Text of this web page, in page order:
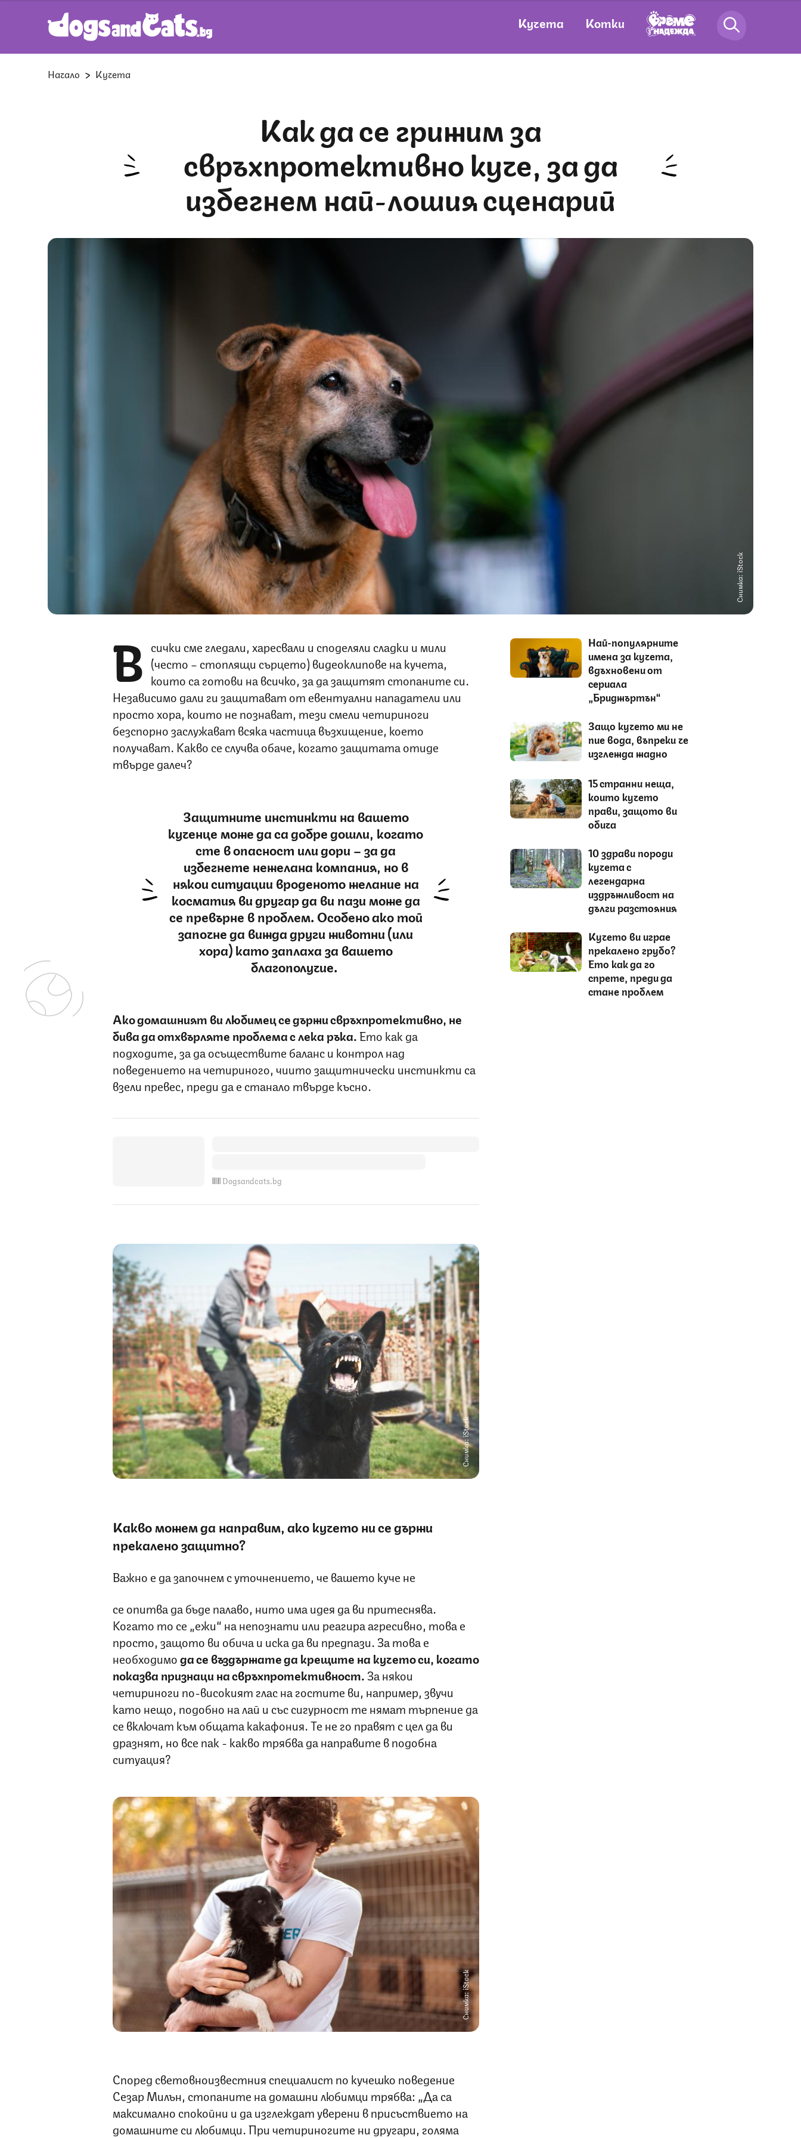
Кучета Котки
Начало Кучета
Как да се грижим за
свръхпротективно куче, за да
избегнем най-лошия сценарий
Снимка: iStock
В сички сме гледали, харесвали и споделяли сладки и мили
(често – стоплящи сърцето) видеоклипове на кучета,
които са готови на всичко, за да защитят стопаните си.
Независимо дали ги защитават от евентуални нападатели или
просто хора, които не познават, тези смели четириноги
безспорно заслужават всяка частица възхищение, което
получават. Какво се случва обаче, когато защитата отиде
твърде далеч?
Защитните инстинкти на вашето
кученце може да са добре дошли, когато
сте в опасност или дори – за да
избегнете нежелана компания, но в
някои ситуации вроденото желание на
косматия ви другар да ви пази може да
се превърне в проблем. Особено ако той
започне да вижда други животни (или
хора) като заплаха за вашето
благополучие.
Ако домашният ви любимец се държи свръхпротективно, не
бива да отхвърляте проблема с лека ръка. Ето как да
подходите, за да осъществите баланс и контрол над
поведението на четириного, чиито защитнически инстинкти са
взели превес, преди да е станало твърде късно.
Dogsandcats.bg
Снимка: iStock
Какво можем да направим, ако кучето ни се държи
прекалено защитно?
Важно е да започнем с уточнението, че вашето куче не
се опитва да бъде палаво, нито има идея да ви притеснява.
Когато то се „ежи“ на непознати или реагира агресивно, това е
просто, защото ви обича и иска да ви предпази. За това е
необходимода се въздържате да крещите на кучето си, когато
показва признаци насвръхпротективност. За някои
четириноги по-високият глас на гостите ви, например, звучи
като нещо, подобно на лай и със сигурност те нямат търпение да
се включат към общата какафония. Те не го правят с цел да ви
дразнят, но все пак - какво трябва да направите в подобна
ситуация?
Снимка: iStock
Според световноизвестния специалист по кучешко поведение
Сезар Милън, стопаните на домашни любимци трябва: „Да са
максимално спокойни и да изглеждат уверени в присъствието на
домашните си любимци. При четириногите ни другари, голяма
Най-популярните
имена за кучета,
вдъхновени от
сериала
„Бриджъртън“
Защо кучето ми не
пие вода, въпреки че
изглежда жадно
15 странни неща,
които кучето
прави, защото ви
обича
10 здрави породи
кучета с
легендарна
издръжливост на
дълги разстояния
Кучето ви играе
прекалено грубо?
Ето как да го
спрете, преди да
стане проблем